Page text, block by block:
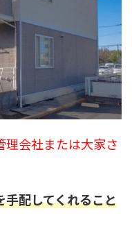
理会社または大家さ
手配してくれること